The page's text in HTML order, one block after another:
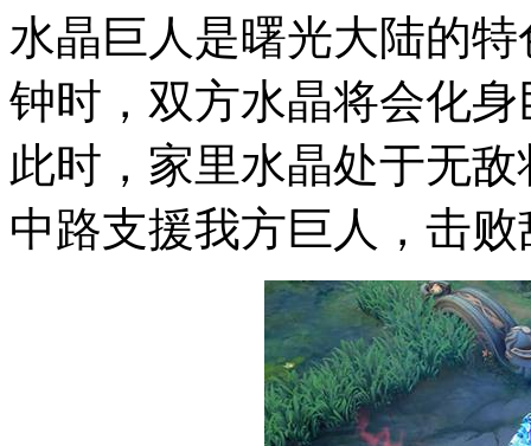
水晶巨人是曙光大陆的
钟时，双方水晶将会化
此时，家里水晶处于无
中路支援我方巨人，击